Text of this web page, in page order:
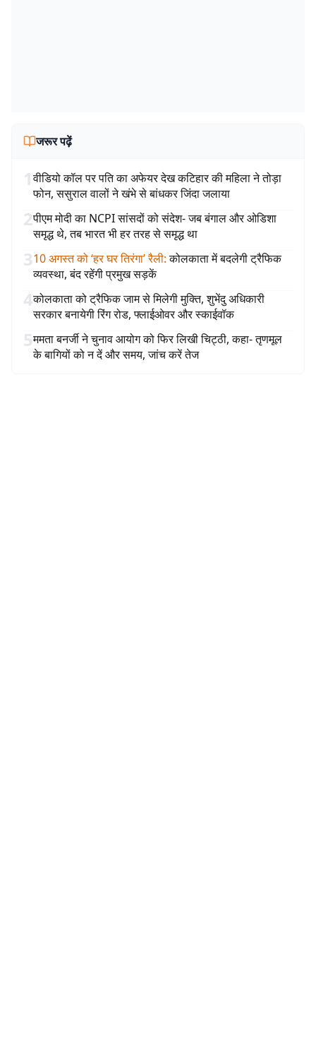
जरूर पढ़ें
1वीडियो कॉल पर पति का अफेयर देख कटिहार की महिला ने तोड़ा
फोन, ससुराल वालों ने खंभे से बांधकर जिंदा जलाया
2पीएम मोदी का NCPI सांसदों को संदेश- जब बंगाल और ओडिशा
समृद्ध थे, तब भारत भी हर तरह से समृद्ध था
310 अगस्त को ‘हर घर तिरंगा’ रैली: कोलकाता में बदलेगी ट्रैफिक
व्यवस्था, बंद रहेंगी प्रमुख सड़कें
4कोलकाता को ट्रैफिक जाम से मिलेगी मुक्ति, शुभेंदु अधिकारी
सरकार बनायेगी रिंग रोड, फ्लाईओवर और स्काईवॉक
5ममता बनर्जी ने चुनाव आयोग को फिर लिखी चिट्ठी, कहा- तृणमूल
के बागियों को न दें और समय, जांच करें तेज